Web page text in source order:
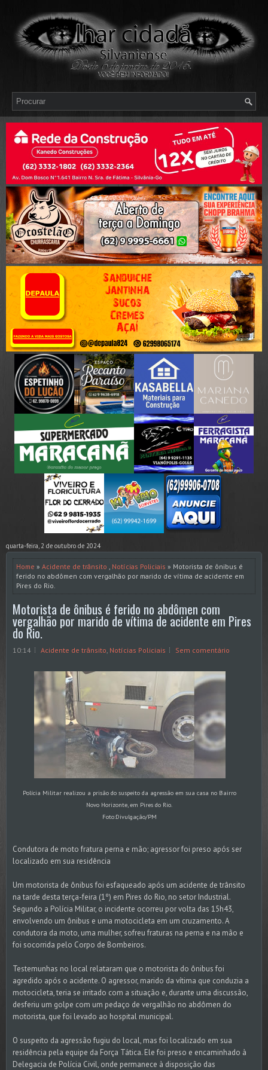
quarta-feira, 2 de outubro de 2024
Home » Acidente de trânsito , Notícias Policiais » Motorista de ônibus é
ferido no abdômen com vergalhão por marido de vítima de acidente em
Pires do Rio.
Motorista de ônibus é ferido no abdômen com
vergalhão por marido de vítima de acidente em Pires
do Rio.
10:14 Acidente de trânsito, Notícias Policiais Sem comentário
Polícia Militar realizou a prisão do suspeito da agressão em sua casa no Bairro
Novo Horizonte, em Pires do Rio.
Foto:Divulgação/PM
Condutora de moto fratura perna e mão; agressor foi preso após ser
localizado em sua residência
Um motorista de ônibus foi esfaqueado após um acidente de trânsito
na tarde desta terça-feira (1º) em Pires do Rio, no setor Industrial.
Segundo a Polícia Militar, o incidente ocorreu por volta das 15h43,
envolvendo um ônibus e uma motocicleta em um cruzamento. A
condutora da moto, uma mulher, sofreu fraturas na perna e na mão e
foi socorrida pelo Corpo de Bombeiros.
Testemunhas no local relataram que o motorista do ônibus foi
agredido após o acidente. O agressor, marido da vítima que conduzia a
motocicleta, teria se irritado com a situação e, durante uma discussão,
desferiu um golpe com um pedaço de vergalhão no abdômen do
motorista, que foi levado ao hospital municipal.
O suspeito da agressão fugiu do local, mas foi localizado em sua
residência pela equipe da Força Tática. Ele foi preso e encaminhado à
Delegacia de Polícia Civil, onde permanece à disposição das